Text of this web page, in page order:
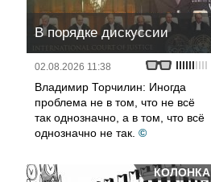
В порядке дискуссии
02.08.2026 11:38
Владимир Торчилин: Иногда
проблема не в том, что не всё
так однозначно, а в том, что всё
однозначно не так. ©
КОЛОНКА